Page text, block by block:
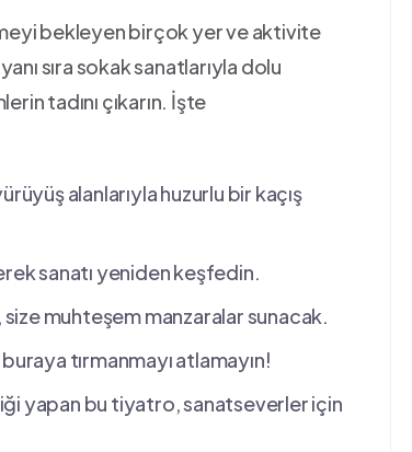
bekleyen birçok yer ve aktivite
sıra sokak sanatlarıyla dolu
tadını çıkarın. İşte
alanlarıyla huzurlu bir ‌kaçış
sanatı yeniden keşfedin.
‌muhteşem manzaralar sunacak.
tırmanmayı atlamayın!
yapan bu tiyatro, sanatseverler için